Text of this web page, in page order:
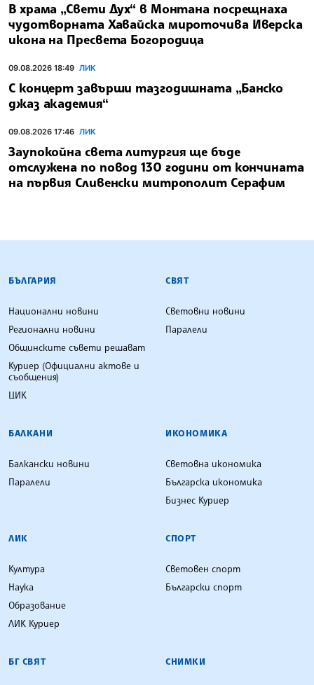
В храма „Свети Дух“ в Монтана посрещнаха
чудотворната Хавайска мироточива Иверска
икона на Пресвета Богородица
09.08.2026 18:49 ЛИК
С концерт завърши тазгодишната „Банско
джаз академия“
09.08.2026 17:46 ЛИК
Заупокойна света литургия ще бъде
отслужена по повод 130 години от кончината
на първия Сливенски митрополит Серафим
БЪЛГАРСКА ТЕЛЕГРАФНА АГЕНЦИЯ
БЪЛГАРИЯ
Национални новини
Регионални новини
Общинските съвети решават
Куриер (Официални актове и
съобщения)
ЦИК
СВЯТ
Световни новини
Паралели
БАЛКАНИ
Балкански новини
Паралели
ИКОНОМИКА
Световна икономика
Българска икономика
Бизнес Куриер
ЛИК
Култура
Наука
Образование
ЛИК Куриер
СПОРТ
Световен спорт
Български спорт
БГ СВЯТ СНИМКИ